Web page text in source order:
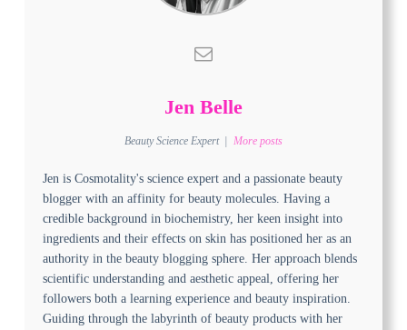
Jen Belle
Beauty Science Expert | More posts
Jen is Cosmotality's science expert and a passionate beauty
blogger with an affinity for beauty molecules. Having a
credible background in biochemistry, her keen insight into
ingredients and their effects on skin has positioned her as an
authority in the beauty blogging sphere. Her approach blends
scientific understanding and aesthetic appeal, offering her
followers both a learning experience and beauty inspiration.
Guiding through the labyrinth of beauty products with her